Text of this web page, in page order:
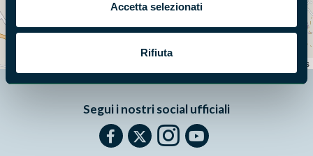
Accetta selezionati
Rifiuta
+
contributors
Segui i nostri social ufficiali